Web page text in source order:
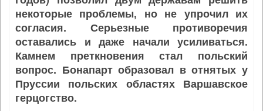
некоторые проблемы, но не упрочил их
согласия. Серьезные противоречия
оставались и даже начали усиливаться.
Камнем преткновения стал польский
вопрос. Бонапарт образовал в отнятых у
Пруссии польских областях Варшавское
герцогство.